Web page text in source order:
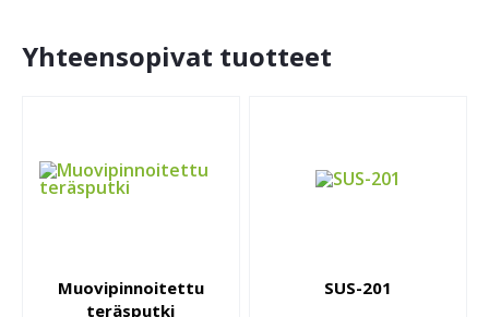
Yhteensopivat tuotteet
Muovipinnoitettu
teräsputki
SUS-201